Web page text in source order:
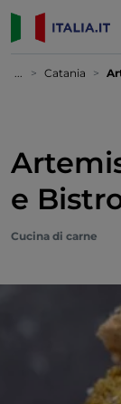
... Catania
e
Cucina di carne